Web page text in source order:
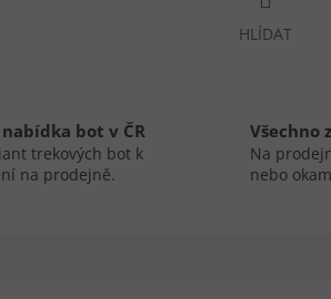
HLÍDAT
bot v ČR
trekových bot k
na prodejně.
Všechno
Na
nebo